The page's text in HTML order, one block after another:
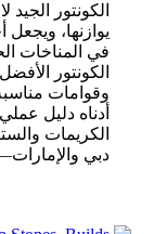
الكونتور
يوازنها، ويجعل
في المناخات
الكونتور
وقوامات
أدناه دليل
الكريمات
دبي